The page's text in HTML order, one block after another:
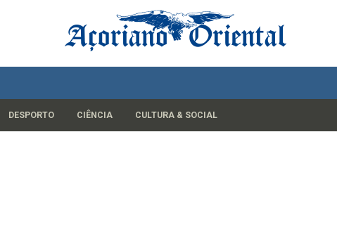
DESPORTO CIÊNCIA CULTURA & SOCIAL